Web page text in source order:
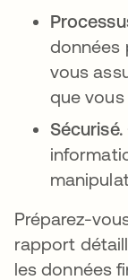
données
vous
que vous
Sécurisé.
Préparez-
rapport
les données